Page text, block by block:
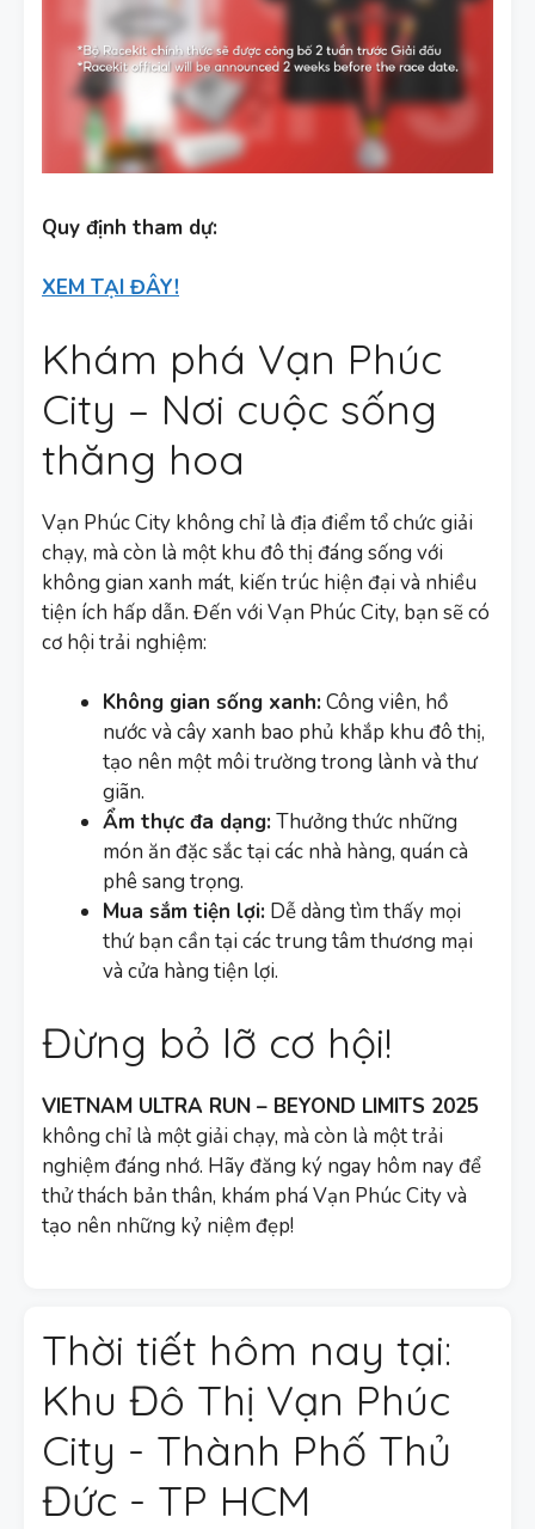
Quy định tham dự:
XEM TẠI ĐÂY!
Khám phá Vạn Phúc
City – Nơi cuộc sống
thăng hoa
Vạn Phúc City không chỉ là địa điểm tổ chức giải
chạy, mà còn là một khu đô thị đáng sống với
không gian xanh mát, kiến trúc hiện đại và nhiều
tiện ích hấp dẫn. Đến với Vạn Phúc City, bạn sẽ có
cơ hội trải nghiệm:
Không gian sống xanh:Công viên, hồ
nước và cây xanh bao phủ khắp khu đô thị,
tạo nên một môi trường trong lành và thư
giãn.
Ẩm thực đa dạng:Thưởng thức những
món ăn đặc sắc tại các nhà hàng, quán cà
phê sang trọng.
Mua sắm tiện lợi: Dễ dàng tìm thấy mọi
thứ bạn cần tại các trung tâm thương mại
và cửa hàng tiện lợi.
Đừng bỏ lỡ cơ hội!
VIETNAM ULTRA RUN – BEYOND LIMITS 2025
không chỉ là một giải chạy, mà còn là một trải
nghiệm đáng nhớ. Hãy đăng ký ngay hôm nay để
thử thách bản thân, khám phá Vạn Phúc City và
tạo nên những kỷ niệm đẹp!
Thời tiết hôm nay tại:
Khu Đô Thị Vạn Phúc
City - Thành Phố Thủ
Đức - TP HCM